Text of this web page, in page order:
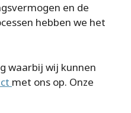
en de
hebben we het
waarbij wij kunnen
met ons op. Onze